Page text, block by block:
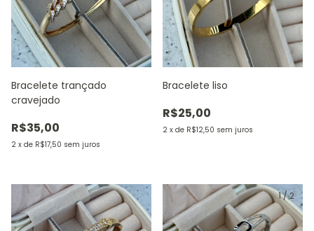
Bracelete trançado
cravejado
R$35,00
2 x de R$17,50 sem juros
Bracelete liso
R$25,00
2 x de R$12,50 sem juros
1/2